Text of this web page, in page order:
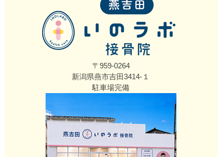
〒959-0264
新潟県燕市吉田3414‐１
駐車場完備